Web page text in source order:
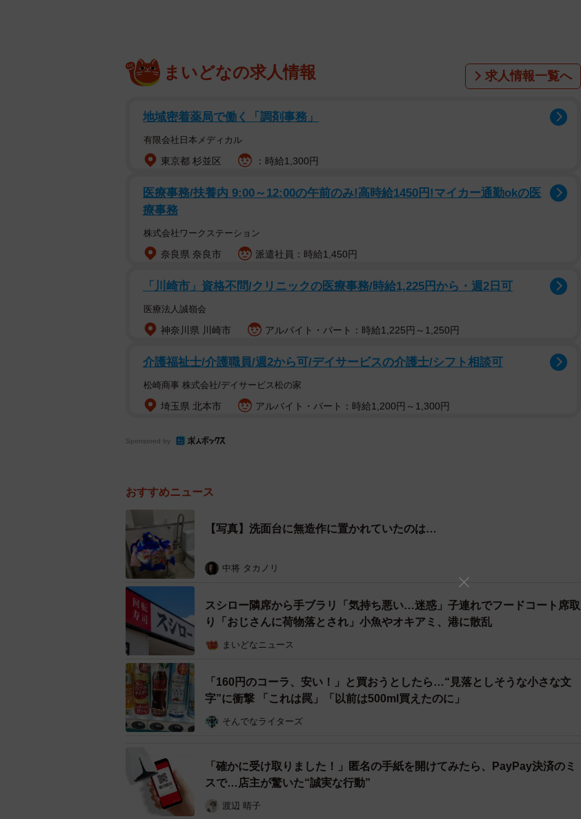
公衆トイレを開けると…（塩さん引用）
多目的トイレの洗面台に雑然と放置されたカラフルな着物。肩上げの折り目があることか
ら、子ども用の可能性がある。誰がなぜこのようなことをしたのか分からないが、SNSユー
「仮に漏らして捨てていったとして、どうやって帰ったんや？……すっぽんぽんで…」
「昔、浴衣着て花火デート行った友だちが彼氏にフラれて、ユニクロで服買って公衆トイレ
で着替えて浴衣捨てたけど、同じような事情かな。それでも不法投棄はあかん。ちゃんと畳
んでセカストへ」
といった驚きの声が寄せられている。
――どちらでご覧になった光景でしょうか？
塩：よく利用する都賀川公園（神戸市灘区）の公衆トイレにある多目的トイレです。グルメ
シティ灘店の向かいです。ちなみに、着物はもう回収されています。
まいどなの求人情報 求人情報一覧へ
地域密着薬局で働く「調剤事務」
有限会社日本メディカル
東京都 杉並区 ：時給1,300円
医療事務/扶養内 9:00～12:00の午前のみ!高時給1450円!マイカー通勤okの医
療事務
株式会社ワークステーション
奈良県 奈良市 派遣社員：時給1,450円
「川崎市」資格不問/クリニックの医療事務/時給1,225円から・週2日可
医療法人誠嶺会
神奈川県 川崎市 アルバイト・パート：時給1,225円～1,250円
介護福祉士/介護職員/週2から可/デイサービスの介護士/シフト相談可
松崎商事 株式会社/デイサービス松の家
埼玉県 北本市 アルバイト・パート：時給1,200円～1,300円
Sponsored by
おすすめニュース
【写真】洗面台に無造作に置かれていたのは…
中将 タカノリ
スシロー隣席から手ブラリ「気持ち悪い…迷惑」子連れでフードコート席取
り「おじさんに荷物落とされ」小魚やオキアミ、港に散乱
まいどなニュース
「160円のコーラ、安い！」と買おうとしたら…“見落としそうな小さな文
字”に衝撃 「これは罠」「以前は500ml買えたのに」
そんでなライターズ
「確かに受け取りました！」匿名の手紙を開けてみたら、PayPay決済のミ
スで…店主が驚いた“誠実な行動”
渡辺 晴子